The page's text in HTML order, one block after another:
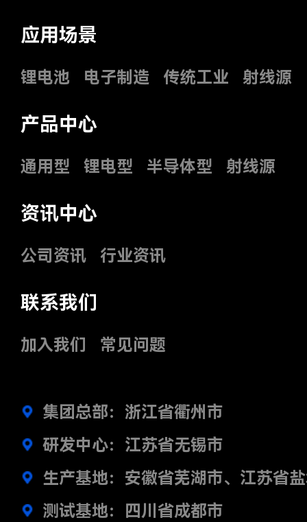
应用场景
锂电池 电子制造 传统工业 射线源
产品中心
通用型 锂电型 半导体型 射线源
资讯中心
公司资讯 行业资讯
联系我们
加入我们 常见问题
集团总部：浙江省衢州市
研发中心：江苏省无锡市
生产基地：安徽省芜湖市、江苏省
测试基地：四川省成都市